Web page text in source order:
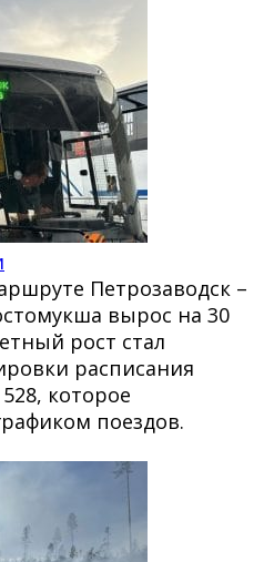
Петрозаводск –
вырос на 30
рост стал
расписания
которое
поездов.